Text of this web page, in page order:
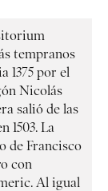
tempranos
1375 por el
Nicolás
salió de las
1503. La
de Francisco
con
Al igual